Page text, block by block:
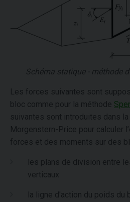
Schéma statique - méthode
Les forces suivantes sont
bloc comme pour la méthode
suivantes sont introduites dans
Morgenstern-Price pour calculer
forces et des moments sur des
les plans de division entre
verticaux
la ligne d'action du poids du